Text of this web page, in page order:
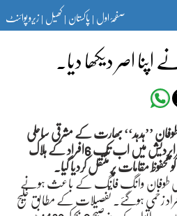
صفحۂ اول|پاکستان|کھیل|زیرو پوائنٹ
اصر دیکھا دیا۔
’’ہدہد‘‘ بھارت کے مشرقی ساحلی
علاقوں سے ٹکرا گیا جس سے آندھراپردیش میں اب تک 6افراد کے ہلاک
طوفان وانگ فانگ کے باعث ہونے
مختلف حادثات میں 23افراد زخمی ہوگئے۔ تفصیلات کے مطابق خلیج